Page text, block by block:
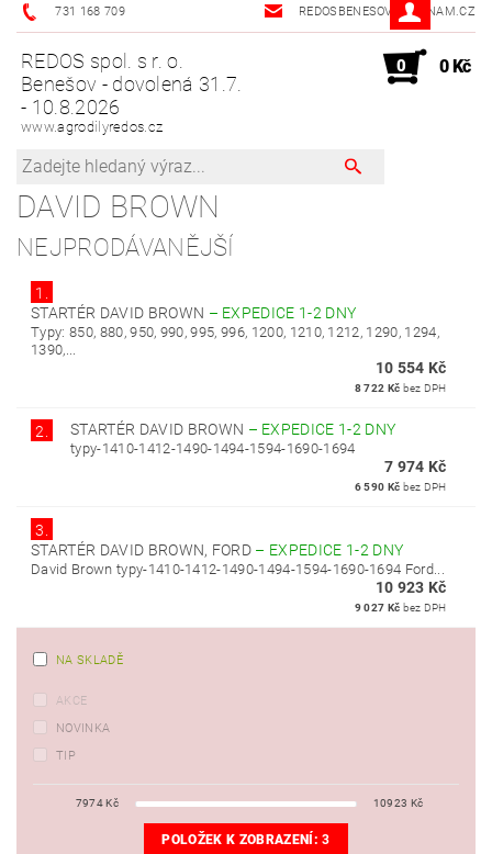
731 168 709 REDOSBENESOV@SEZNAM.CZ
REDOS spol. s r. o.
Benešov - dovolená 31.7.
- 10.8.2026
www.agrodilyredos.cz
0 0 Kč
DAVID BROWN
NEJPRODÁVANĚJŠÍ
1.
STARTÉR DAVID BROWN – EXPEDICE 1-2 DNY
Typy: 850, 880, 950, 990, 995, 996, 1200, 1210, 1212, 1290, 1294,
1390,...
10 554 Kč
8 722 Kč bez DPH
2. STARTÉR DAVID BROWN – EXPEDICE 1-2 DNY
typy-1410-1412-1490-1494-1594-1690-1694
7 974 Kč
6 590 Kč bez DPH
3.
STARTÉR DAVID BROWN, FORD – EXPEDICE 1-2 DNY
David Brown typy-1410-1412-1490-1494-1594-1690-1694 Ford...
10 923 Kč
9 027 Kč bez DPH
NA SKLADĚ
AKCE
NOVINKA
TIP
7974Kč 10923 Kč
POLOŽEK K ZOBRAZENÍ:3